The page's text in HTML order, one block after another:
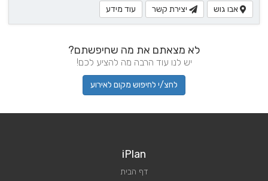
אבו גוש יצירת קשר עוד מידע
לא מצאתם את מה שחיפשתם?
יש לנו עוד הרבה מה להציע לכם!
לחצ/י לחיפוש מקום לאירוע
iPlan
דף הבית